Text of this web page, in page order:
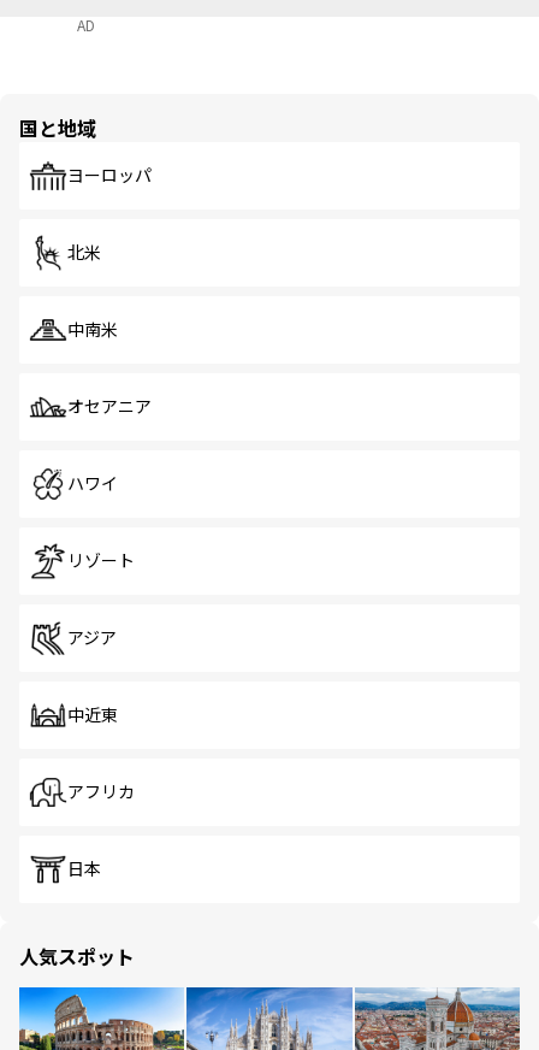
AD
国と地域
ヨーロッパ
北米
中南米
オセアニア
ハワイ
リゾート
アジア
中近東
アフリカ
日本
人気スポット